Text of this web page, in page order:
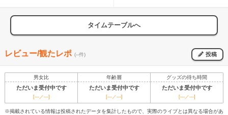
タイムテーブルへ
レビュー/観たレポ (--件) 投稿
男女比 年齢層 グッズの待ち時間
ただいま受付中です ただいま受付中です ただいま受付中です
[---／---] [---／---] [---／---]
※掲載されている情報は投稿されたデータを集計したもので、実際のライブとは異なる場合があ